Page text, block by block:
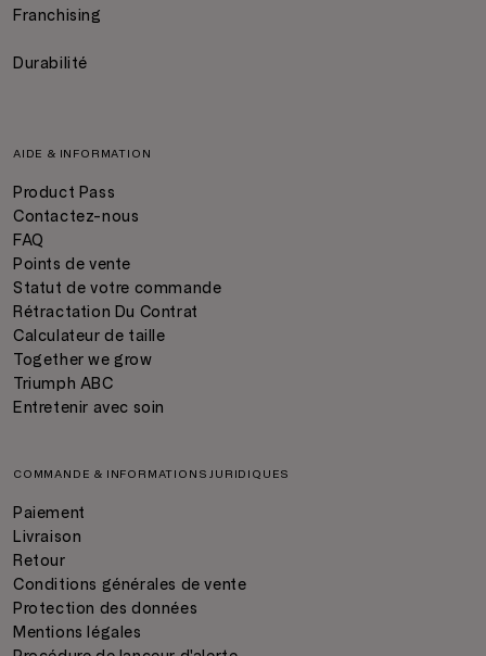
Franchising
Durabilité
AIDE & INFORMATION
Product Pass
Contactez-nous
FAQ
Points de vente
Statut de votre commande
Rétractation Du Contrat
Calculateur de taille
Together we grow
Triumph ABC
Entretenir avec soin
COMMANDE & INFORMATIONS JURIDIQUES
Paiement
Livraison
Retour
Conditions générales de vente
Protection des données
Mentions légales